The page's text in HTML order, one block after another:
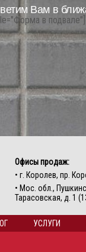
Вам в
в подвале"]
Офисы продаж:
• г. Королев, пр.
• Мос. обл.,
Тарасовская, д. 1
УСЛУГИ